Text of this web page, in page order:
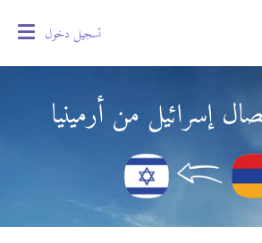
تسجيل دخول
إسرائيل من أرمينيا